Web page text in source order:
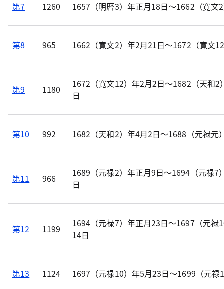
第7 1260 1657（明暦3）年正月18日～1662（寛文
第8 965 1662（寛文2）年2月21日～1672（寛文
第9 1180
1672（寛文12）年2月2日～1682（天和2
日
第10 992 1682（天和2）年4月2日～1688（元禄元
第11 966
1689（元禄2）年正月9日～1694（元禄7
日
第12 1199
1694（元禄7）年正月23日～1697（元禄
14日
第13 1124 1697（元禄10）年5月23日～1699（元禄